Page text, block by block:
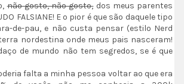
não gosto, não gosto,dos meus parentes
FALSIANE! E o pior é que são daquele tipo
de-pau, e não custa pensar (estilo Nerd
nordestina onde meus pais nasceram!
de mundo não tem segredos, se é que
falta a minha pessoa voltar ao que era